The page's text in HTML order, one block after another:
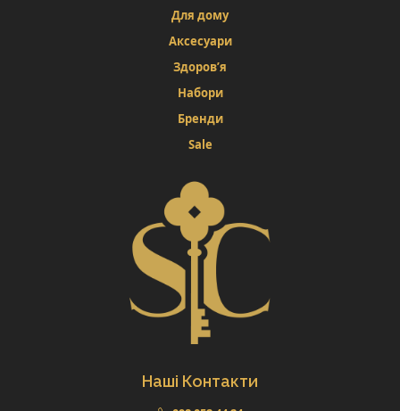
Для дому
Аксесуари
Здоров’я
Набори
Бренди
Sale
Наші Контакти